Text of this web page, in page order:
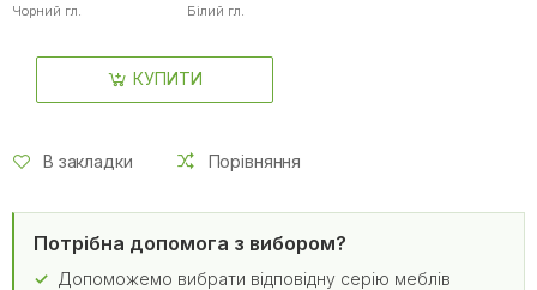
Чорний гл. Білий гл.
КУПИТИ
В закладки Порівняння
Потрібна допомога з вибором?
Допоможемо вибрати відповідну серію меблів